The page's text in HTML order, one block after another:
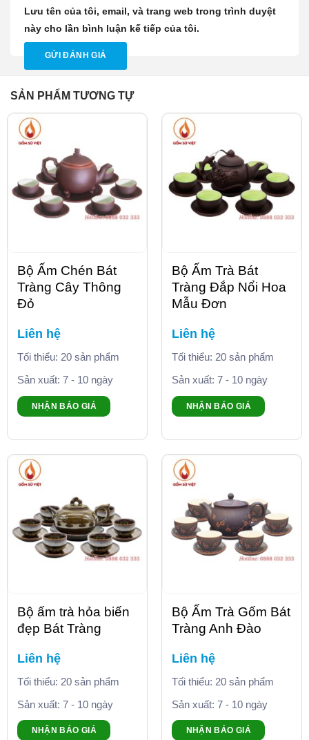
Lưu tên của tôi, email, và trang web trong trình duyệt
này cho lần bình luận kế tiếp của tôi.
SẢN PHẨM TƯƠNG TỰ
Bộ Ấm Chén Bát
Tràng Cây Thông
Đỏ
Liên hệ
Tối thiểu: 20 sản phẩm
Sản xuất: 7 - 10 ngày
NHẬN BÁO GIÁ
Bộ Ấm Trà Bát
Tràng Đắp Nổi Hoa
Mẫu Đơn
Liên hệ
Tối thiểu: 20 sản phẩm
Sản xuất: 7 - 10 ngày
NHẬN BÁO GIÁ
Bộ ấm trà hỏa biến
đẹp Bát Tràng
Liên hệ
Tối thiểu: 20 sản phẩm
Sản xuất: 7 - 10 ngày
NHẬN BÁO GIÁ
Bộ Ấm Trà Gốm Bát
Tràng Anh Đào
Liên hệ
Tối thiểu: 20 sản phẩm
Sản xuất: 7 - 10 ngày
NHẬN BÁO GIÁ